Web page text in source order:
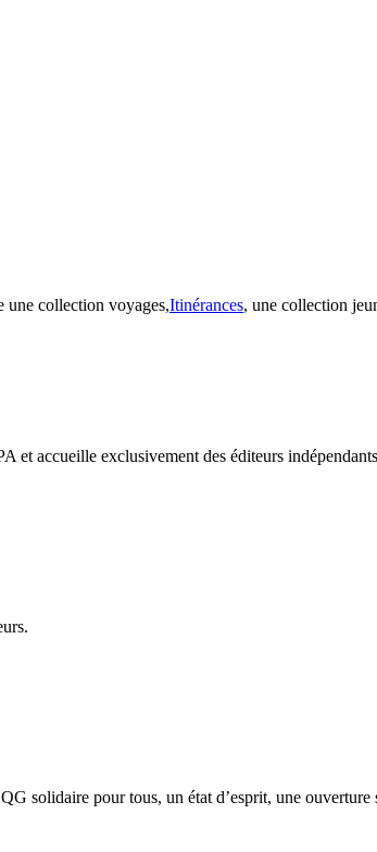
une collection voyages,Itinérances, une collection
accueille exclusivement des éditeurs
solidaire pour tous, un état d’esprit, une